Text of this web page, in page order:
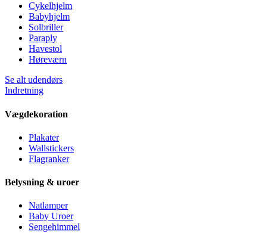
Cykelhjelm
Babyhjelm
Solbriller
Paraply
Havestol
Høreværn
Se alt udendørs
Indretning
Vægdekoration
Plakater
Wallstickers
Flagranker
Belysning & uroer
Natlamper
Baby Uroer
Sengehimmel